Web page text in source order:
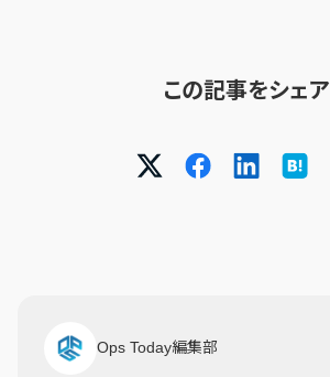
この記事をシェア
Ops Today編集部